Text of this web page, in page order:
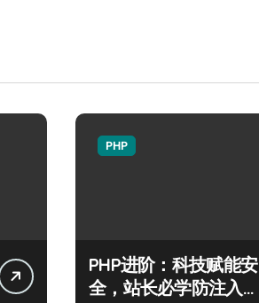
PHP
PHP进阶：科技赋能安
全，站长必学防注入核